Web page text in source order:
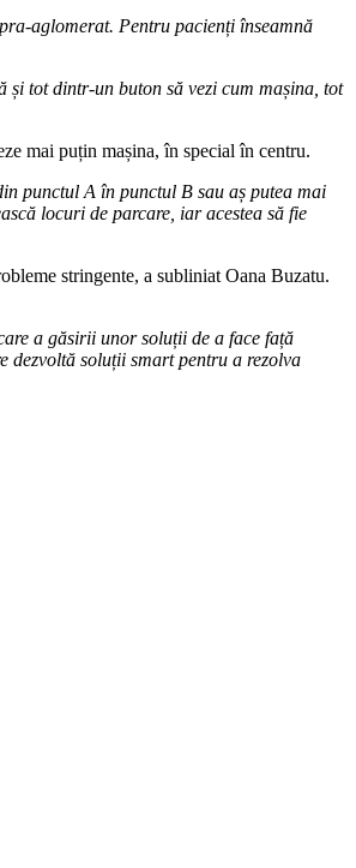
aglomerat. Pentru pacienți înseamnă
și tot dintr-un buton să vezi cum mașina, tot
mai puțin mașina, în special în centru.
punctul A în punctul B sau aș putea mai
locuri de parcare, iar acestea să fie
stringente, a subliniat Oana Buzatu.
a găsirii unor soluții de a face față
dezvoltă soluții smart pentru a rezolva